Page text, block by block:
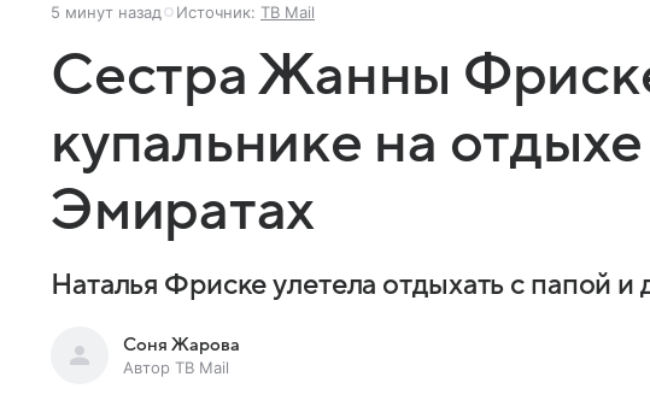
5 минут назад Источник: ТВ Mail
Сестра Жанны
купальнике на
Эмиратах
Наталья Фриске улетела отдыхать с папой и
Соня Жарова
Автор ТВ Mail